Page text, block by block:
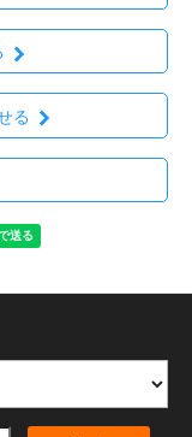
る